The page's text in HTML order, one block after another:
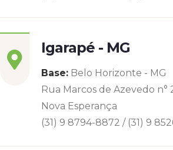
Igarapé - MG
Base: Belo Horizonte - MG
Rua Marcos de Azevedo n°
Nova Esperança
(31) 9 8794-8872 / (31) 9